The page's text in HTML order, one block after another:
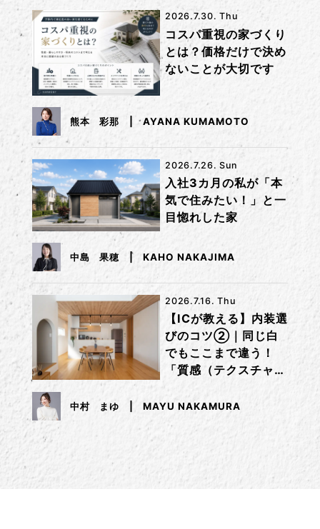
2026.7.30. Thu
コスパ重視の家づくり
とは？価格だけで決め
ないことが大切です
熊本 彩那 AYANA KUMAMOTO
2026.7.26. Sun
入社3カ月の私が「本
気で住みたい！」と一
目惚れした家
中島 果穂 KAHO NAKAJIMA
2026.7.16. Thu
【ICが教える】内装選
びのコツ②｜同じ白
でもここまで違う！
「質感（テクスチャ
ー）」で差をつけるコ
ツ
中村 まゆ MAYU NAKAMURA